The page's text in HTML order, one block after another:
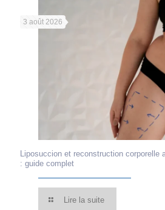
3 août 2026
Liposuccion et reconstruction corporelle
: guide complet
Lire la suite